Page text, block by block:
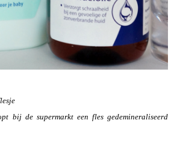
bij de supermarkt een fles gedemineraliseerd